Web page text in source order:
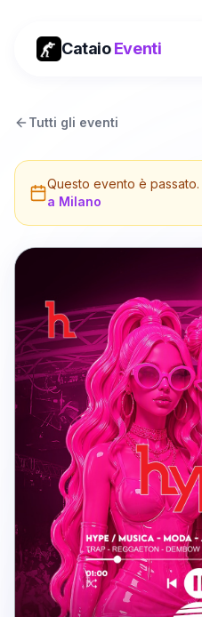
CataioEventi
Tutti gli eventi
Questo evento è passato.
a Milano